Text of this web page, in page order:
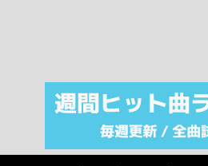
注目カテゴリ
オリジナルiTunes週間トップソング